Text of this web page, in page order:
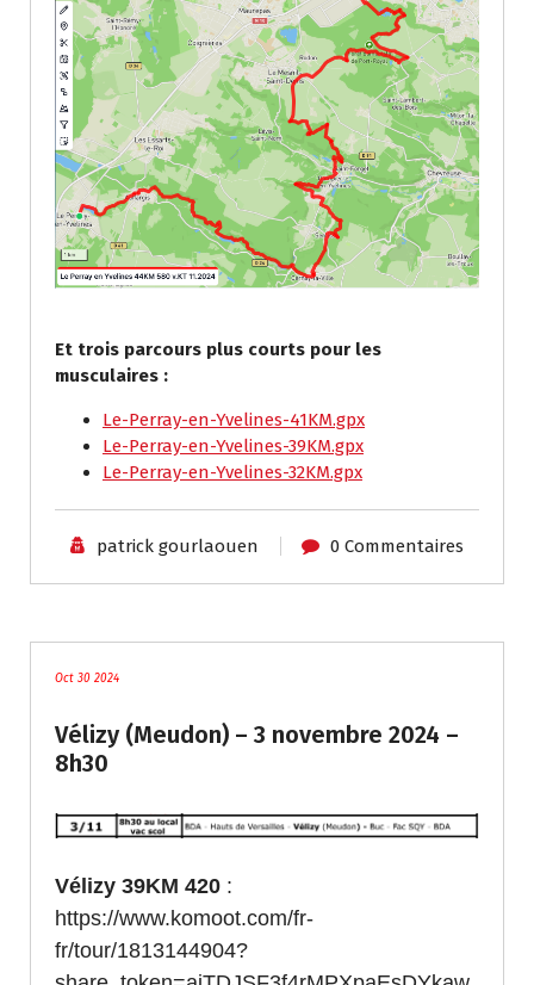
Et trois parcours plus courts pour les
musculaires :
Le-Perray-en-Yvelines-41KM.gpx
Le-Perray-en-Yvelines-39KM.gpx
Le-Perray-en-Yvelines-32KM.gpx
patrick gourlaouen 0 Commentaires
Oct 30 2024
Vélizy (Meudon) – 3 novembre 2024 –
8h30
Vélizy 39KM 420 :
https://www.komoot.com/fr-
fr/tour/1813144904?